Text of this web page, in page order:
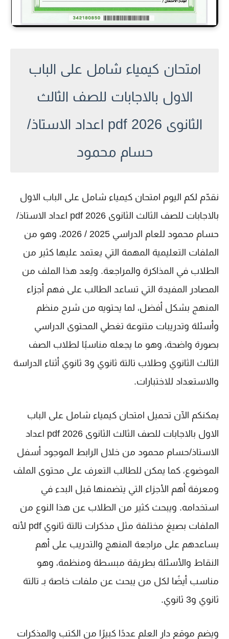
امتحان كيمياء شامل على الباب
الاول بالاجابات للصف الثالث
الثانوى 2026 pdf اعداد الاستاذ/
حسام محمود
نقدّم لكم اليوم امتحان كيمياء شامل على الباب الاول
بالاجابات للصف الثالث الثانوى 2026 pdf اعداد الاستاذ/
حسام محمود
للعام الدراسي 2025 / 2026، وهو من
الملفات التعليمية المهمة التي يعتمد عليها كثير من
الطلاب في المذاكرة والمراجعة. ويُعد هذا الملف من
المصادر المفيدة التي تساعد الطالب على فهم أجزاء
المنهج بشكل أفضل، لما يحتويه من شرح منظم
وأسئلة وتدريبات متنوعة تغطي المحتوى الدراسي
بصورة واضحة، وهو ما يجعله مناسبًا لطلاب الصف
الثالث الثانوي وطلاب تالتة ثانوي و3 ثانوي
أثناء الدراسة
والاستعداد للاختبارات.
يمكنكم الآن تحميل امتحان كيمياء شامل على الباب
الاول بالاجابات للصف الثالث الثانوى 2026 pdf اعداد
الاستاذ/حسام محمود من خلال الرابط الموجود أسفل
الموضوع، كما يمكن للطالب التعرف على محتوى الملف
ومعرفة أهم الأجزاء التي يتضمنها قبل البدء في
استخدامه. ويبحث كثير من الطلاب عن هذا النوع من
الملفات بصيغ مختلفة مثل مذكرات تالتة ثانوي pdf
لأنه
يساعدهم على مراجعة المنهج والتدريب على أهم
النقاط والأسئلة بطريقة مبسطة ومنظمة، وهو
مناسب أيضًا لكل من يبحث عن ملفات خاصة بـ تالتة
ثانوي و3 ثانوي .
ويضم موقع دار العلم عددًا كبيرًا من الكتب والمذكرات